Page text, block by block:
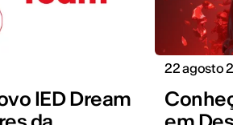
IED Dream
22 agosto